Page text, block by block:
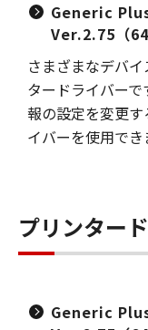
Generic
Ver.2.75（
さまざまなデバ
タードライバー
報の設定を変更
イバーを使用でき
プリンター
Generic